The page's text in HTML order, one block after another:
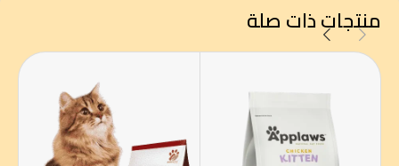
منتجات ذات صلة